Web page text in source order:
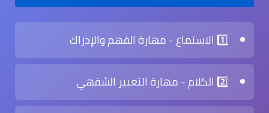
1️⃣ الاستماع - مهارة الفهم والإدراك
2️⃣ الكلام - مهارة التعبير الشفهي